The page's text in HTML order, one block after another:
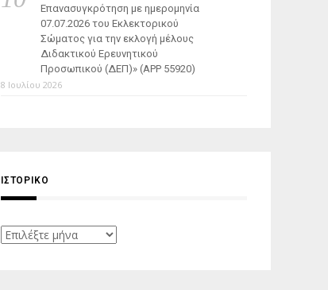
Επανασυγκρότηση με ημερομηνία
07.07.2026 του Εκλεκτορικού
Σώματος για την εκλογή μέλους
Διδακτικού Ερευνητικού
Προσωπικού (ΔΕΠ)» (APP 55920)
8 Ιουλίου 2026
ΙΣΤΟΡΙΚΌ
Ιστορικό